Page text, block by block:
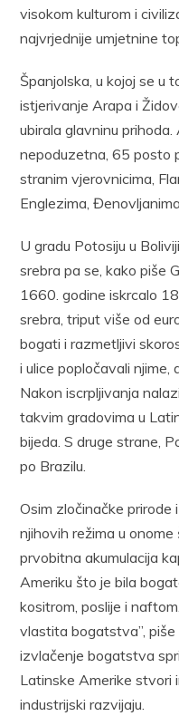
visokom kulturom i
najvrjednije umjetnine
Španjolska, u kojoj se u
istjerivanje Arapa i
ubirala glavninu
nepoduzetna, 65 posto
stranim vjerovnicima,
Englezima, Đenovljanima.
U gradu Potosiju u
srebra pa se, kako piše
1660. godine iskrcalo
srebra, triput više od
bogati i razmetljivi
i ulice popločavali njime,
Nakon iscrpljivanja
takvim gradovima u
bijeda. S druge strane,
po Brazilu.
Osim zločinačke
njihovih režima u onome
prvobitna akumulacija
Ameriku što je bila
kositrom, poslije i
vlastita bogatstva”,
izvlačenje bogatstva
Latinske Amerike stvori
industrijski razvijaju.